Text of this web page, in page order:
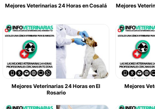
Mejores Veterinarias 24 Horas en Cosalá
Mejores
Mejores Veterinarias 24 Horas en El
Rosario
Mejores